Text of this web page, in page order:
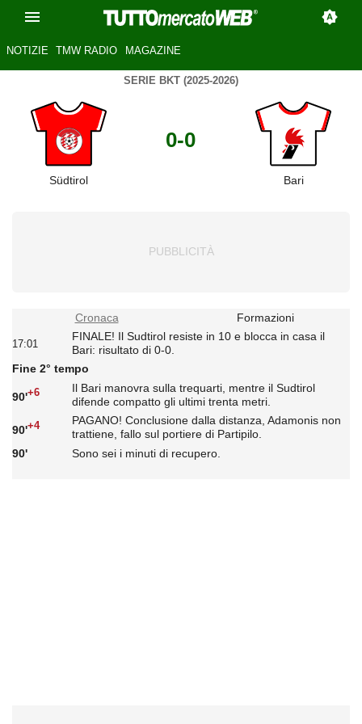
NOTIZIE TMW RADIO MAGAZINE
SERIE BKT (2025-2026)
Südtirol
0-0
Bari
Cronaca Formazioni
17:01
FINALE! Il Sudtirol resiste in 10 e blocca in casa il
Bari: risultato di 0-0.
Fine 2° tempo
90'+6
Il Bari manovra sulla trequarti, mentre il Sudtirol
difende compatto gli ultimi trenta metri.
90'+4
PAGANO! Conclusione dalla distanza, Adamonis non
trattiene, fallo sul portiere di Partipilo.
90'
Sono sei i minuti di recupero.